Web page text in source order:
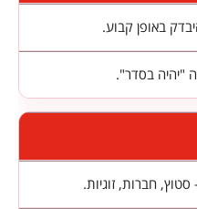
באופן קבוע.
"יהיה בסדר".
חברות, זוגיות.